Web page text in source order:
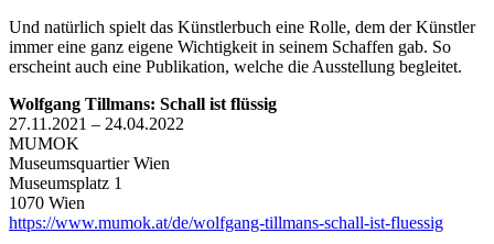
Und natürlich spielt das Künstlerbuch eine Rolle, dem der Künstler
immer eine ganz eigene Wichtigkeit in seinem Schaffen gab. So
erscheint auch eine Publikation, welche die Ausstellung begleitet.
Wolfgang Tillmans: Schall ist flüssig
27.11.2021 – 24.04.2022
MUMOK
Museumsquartier Wien
Museumsplatz 1
1070 Wien
https://www.mumok.at/de/wolfgang-tillmans-schall-ist-fluessig